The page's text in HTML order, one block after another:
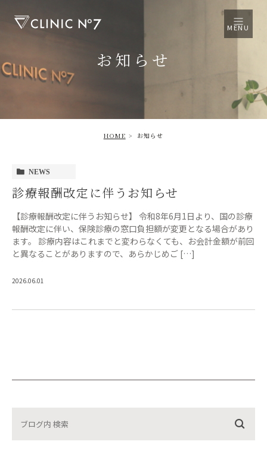
MENU
お知らせ
HOME お知らせ
NEWS
診療報酬改定に伴うお知らせ
【診療報酬改定に伴うお知らせ】 令和8年6月1日より、国の診療
報酬改定に伴い、保険診療の窓口負担額が変更となる場合があり
ます。 診療内容はこれまでと変わらなくても、お会計金額が前回
と異なることがありますので、あらかじめご […]
2026.06.01